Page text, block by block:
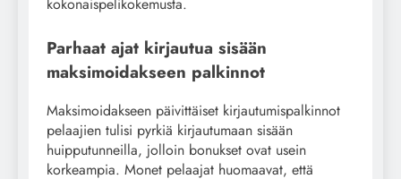
kokonaispelikokemusta.
Parhaat ajat kirjautua sisään
maksimoidakseen palkinnot
Maksimoidakseen päivittäiset kirjautumispalkinnot
pelaajien tulisi pyrkiä kirjautumaan sisään
huipputunneilla, jolloin bonukset ovat usein
korkeampia. Monet pelaajat huomaavat, että